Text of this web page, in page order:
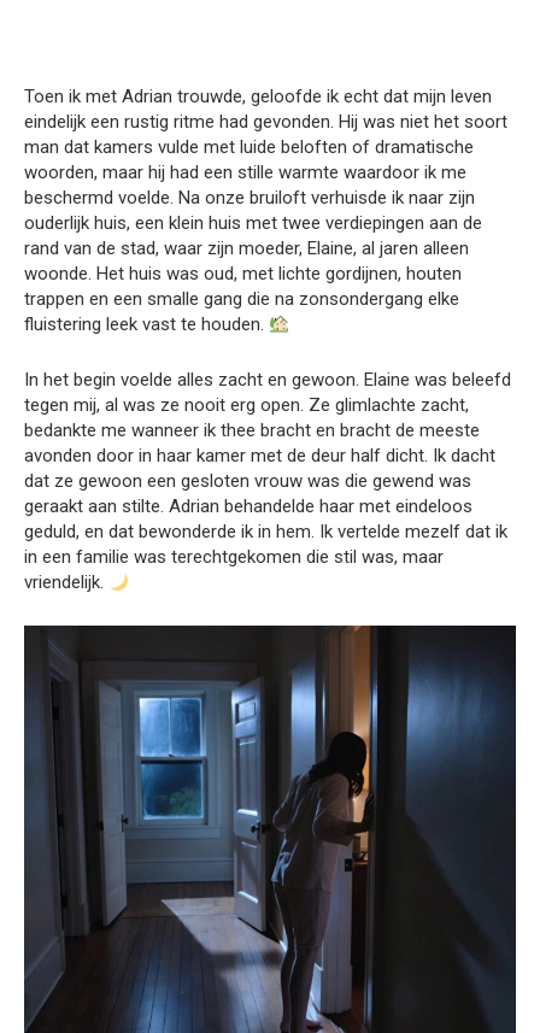
Toen ik met Adrian trouwde, geloofde ik echt dat mijn leven
eindelijk een rustig ritme had gevonden. Hij was niet het soort
man dat kamers vulde met luide beloften of dramatische
woorden, maar hij had een stille warmte waardoor ik me
beschermd voelde. Na onze bruiloft verhuisde ik naar zijn
ouderlijk huis, een klein huis met twee verdiepingen aan de
rand van de stad, waar zijn moeder, Elaine, al jaren alleen
woonde. Het huis was oud, met lichte gordijnen, houten
trappen en een smalle gang die na zonsondergang elke
fluistering leek vast te houden.
In het begin voelde alles zacht en gewoon. Elaine was beleefd
tegen mij, al was ze nooit erg open. Ze glimlachte zacht,
bedankte me wanneer ik thee bracht en bracht de meeste
avonden door in haar kamer met de deur half dicht. Ik dacht
dat ze gewoon een gesloten vrouw was die gewend was
geraakt aan stilte. Adrian behandelde haar met eindeloos
geduld, en dat bewonderde ik in hem. Ik vertelde mezelf dat ik
in een familie was terechtgekomen die stil was, maar
vriendelijk.